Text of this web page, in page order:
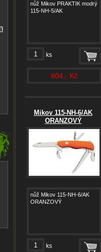
nůž Mikov PRAKTIK modrý
115-NH-5/AK
ks
604,- Kč
Mikov 115-NH-6/AK
ORANZOVÝ
nůž Mikov 115-NH-6/AK
ORANZOVÝ
ks